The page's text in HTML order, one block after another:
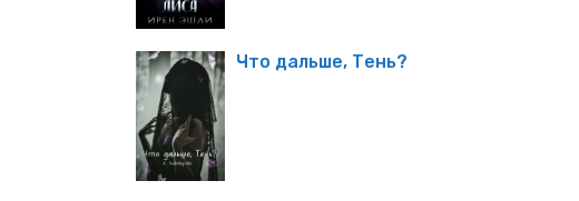
Что дальше, Тень?